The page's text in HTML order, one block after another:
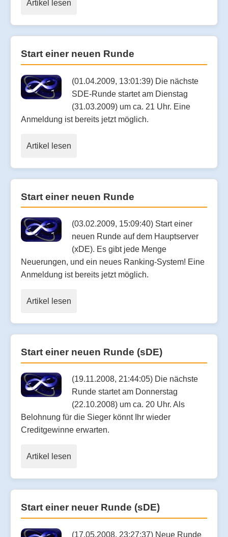
Artikel lesen
Start einer neuen Runde
(01.04.2009, 13:01:39) Die nächste
SDE-Runde startet am Dienstag
(31.03.2009) um ca. 21 Uhr. Eine
Anmeldung ist bereits jetzt möglich.
Artikel lesen
Start einer neuen Runde
(03.02.2009, 15:09:40) Start einer
neuen Runde auf dem Hauptserver
(xDE). Es gibt jede Menge
Neuerungen, und ein neues Ranking-System! Eine
Anmeldung ist bereits jetzt möglich.
Artikel lesen
Start einer neuen Runde (sDE)
(19.11.2008, 21:44:05) Die nächste
Runde startet am Donnerstag
(22.10.2008) um ca. 20 Uhr. Als
Belohnung für die Sieger könnt Ihr wieder
Creditgewinne erwarten.
Artikel lesen
Start einer neuer Runde (sDE)
(17.05.2008, 23:27:37) Neue Runde